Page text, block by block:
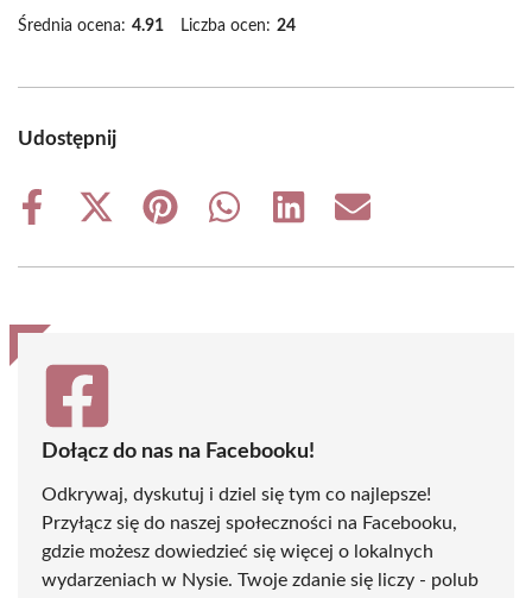
Średnia ocena: 4.91 Liczba ocen: 24
Udostępnij
Share
Share
(Twitter)
Share
Share
Share
Share
Dołącz do nas na Facebooku!
Odkrywaj, dyskutuj i dziel się tym co najlepsze!
Przyłącz się do naszej społeczności na Facebooku,
gdzie możesz dowiedzieć się więcej o lokalnych
wydarzeniach w Nysie. Twoje zdanie się liczy - polub